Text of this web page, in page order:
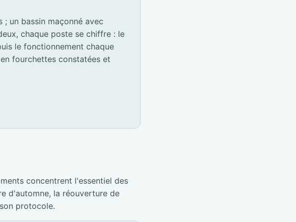
un bassin maçonné avec
chaque poste se chiffre : le
le fonctionnement chaque
fourchettes constatées et
concentrent l'essentiel des
d'automne, la réouverture de
protocole.